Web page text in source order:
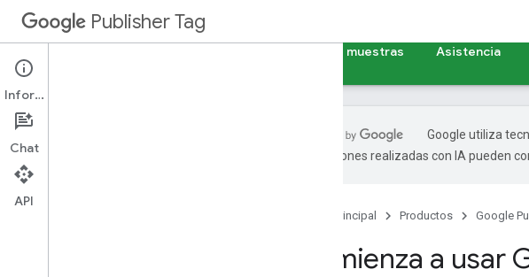
Publisher Tag
Creador de muestras Asistencia
Introducción
Comenzar
Google utiliza
traducciones realizadas con IA pueden
Página principal Productos Google
Comienza a usar
Información
Chat
API